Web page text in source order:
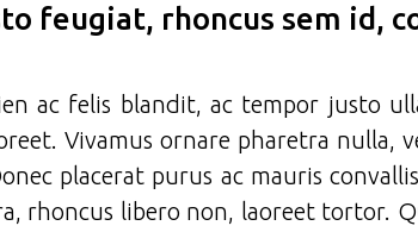
feugiat, rhoncus sem id,
ac felis blandit, ac tempor justo
Vivamus ornare pharetra nulla,
placerat purus ac mauris
rhoncus libero non, laoreet tortor.